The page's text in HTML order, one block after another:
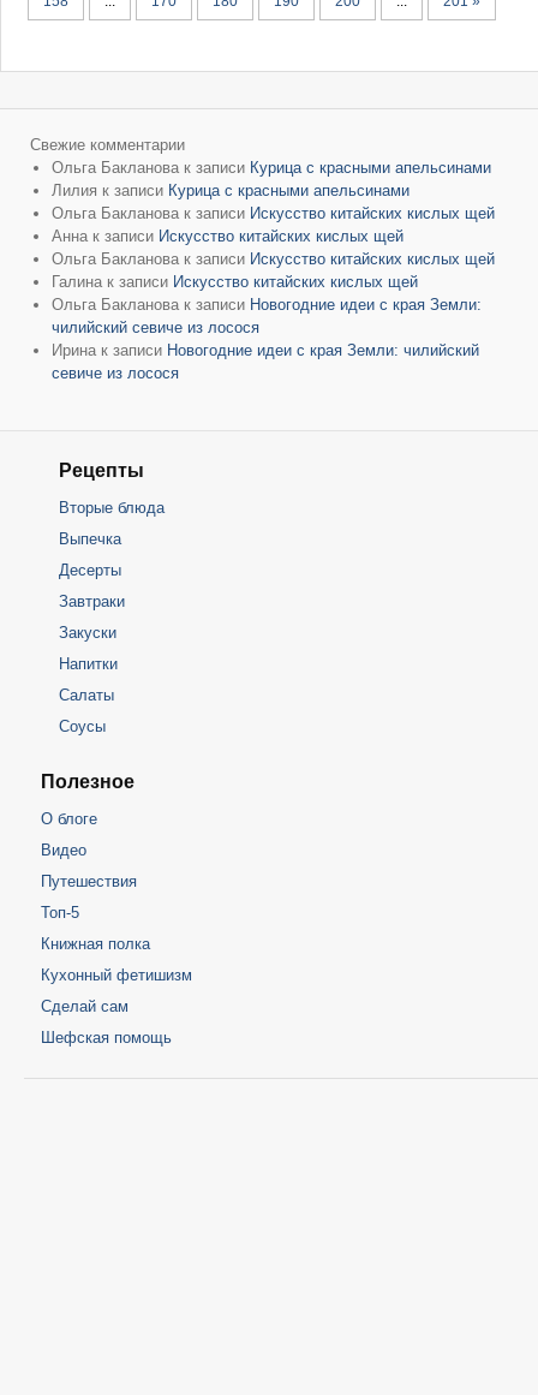
Свежие комментарии
Ольга Бакланова к записи Курица с красными апельсинами
Лилия к записи Курица с красными апельсинами
Ольга Бакланова к записи Искусство китайских кислых щей
Анна к записи Искусство китайских кислых щей
Ольга Бакланова к записи Искусство китайских кислых щей
Галина к записи Искусство китайских кислых щей
Ольга Бакланова к записи Новогодние идеи с края Земли:
чилийский севиче из лосося
Ирина к записи Новогодние идеи с края Земли: чилийский
севиче из лосося
Рецепты
Вторые блюда
Выпечка
Десерты
Завтраки
Закуски
Напитки
Салаты
Соусы
Полезное
О блоге
Видео
Путешествия
Топ-5
Книжная полка
Кухонный фетишизм
Сделай сам
Шефская помощь